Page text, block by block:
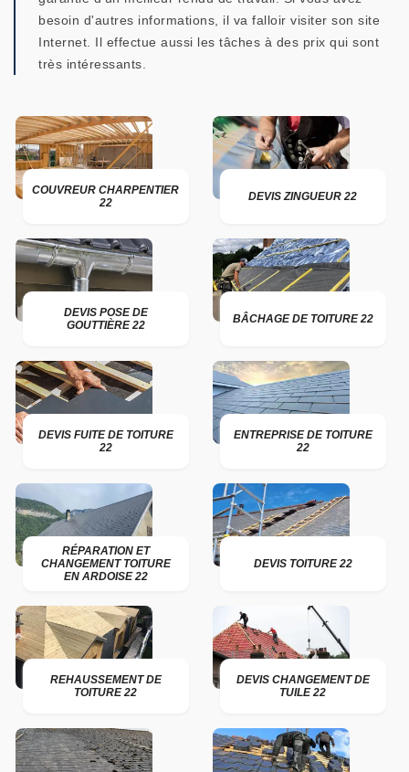
besoin d'autres informations, il va falloir visiter son site
Internet. Il effectue aussi les tâches à des prix qui sont
très intéressants.
COUVREUR CHARPENTIER
22
DEVIS ZINGUEUR 22
DEVIS POSE DE
GOUTTIÈRE 22
BÂCHAGE DE TOITURE 22
DEVIS FUITE DE TOITURE
22
ENTREPRISE DE TOITURE
22
RÉPARATION ET
CHANGEMENT TOITURE
EN ARDOISE 22
DEVIS TOITURE 22
REHAUSSEMENT DE
TOITURE 22
DEVIS CHANGEMENT DE
TUILE 22